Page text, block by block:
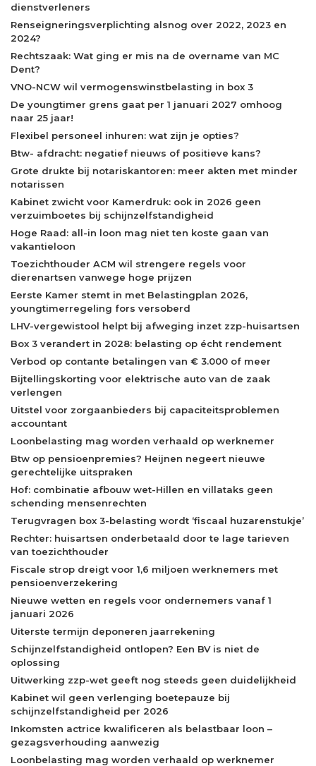
dienstverleners
Renseigneringsverplichting alsnog over 2022, 2023 en
2024?
Rechtszaak: Wat ging er mis na de overname van MC
Dent?
VNO-NCW wil vermogenswinstbelasting in box 3
De youngtimer grens gaat per 1 januari 2027 omhoog
naar 25 jaar!
Flexibel personeel inhuren: wat zijn je opties?
Btw- afdracht: negatief nieuws of positieve kans?
Grote drukte bij notariskantoren: meer akten met minder
notarissen
Kabinet zwicht voor Kamerdruk: ook in 2026 geen
verzuimboetes bij schijnzelfstandigheid
Hoge Raad: all-in loon mag niet ten koste gaan van
vakantieloon
Toezichthouder ACM wil strengere regels voor
dierenartsen vanwege hoge prijzen
Eerste Kamer stemt in met Belastingplan 2026,
youngtimerregeling fors versoberd
LHV-vergewistool helpt bij afweging inzet zzp-huisartsen
Box 3 verandert in 2028: belasting op écht rendement
Verbod op contante betalingen van € 3.000 of meer
Bijtellingskorting voor elektrische auto van de zaak
verlengen
Uitstel voor zorgaanbieders bij capaciteitsproblemen
accountant
Loonbelasting mag worden verhaald op werknemer
Btw op pensioenpremies? Heijnen negeert nieuwe
gerechtelijke uitspraken
Hof: combinatie afbouw wet-Hillen en villataks geen
schending mensenrechten
Terugvragen box 3-belasting wordt ‘fiscaal huzarenstukje’
Rechter: huisartsen onderbetaald door te lage tarieven
van toezichthouder
Fiscale strop dreigt voor 1,6 miljoen werknemers met
pensioenverzekering
Nieuwe wetten en regels voor ondernemers vanaf 1
januari 2026
Uiterste termijn deponeren jaarrekening
Schijnzelfstandigheid ontlopen? Een BV is niet de
oplossing
Uitwerking zzp-wet geeft nog steeds geen duidelijkheid
Kabinet wil geen verlenging boetepauze bij
schijnzelfstandigheid per 2026
Inkomsten actrice kwalificeren als belastbaar loon –
gezagsverhouding aanwezig
Loonbelasting mag worden verhaald op werknemer